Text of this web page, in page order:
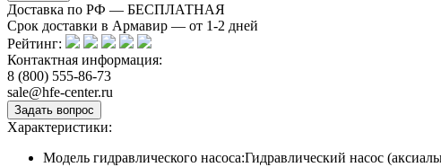
Доставка по РФ — БЕСПЛАТНАЯ
Срок доставки в Армавир — от 1-2 дней
Рейтинг:
Контактная информация:
8 (800) 555-86-73
sale@hfe-center.ru
Характеристики:
Модель гидравлического насоса:Гидравлический насос